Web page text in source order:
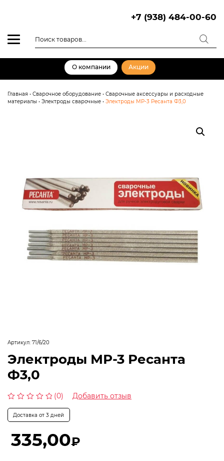
+7 (938) 484-00-60
товаров
О компании Акции
Главная • Сварочное оборудование • Сварочные аксессуары и расходные
материалы • Электроды сварочные • Электроды МР-3 Ресанта Ф3,0
Артикул: 71/6/20
Электроды МР-3 Ресанта
Ф3,0
из
(0) Добавить отзыв
Доставка от 3 дней
335,00₽